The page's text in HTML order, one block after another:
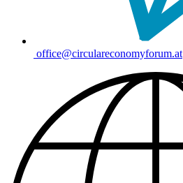
office@circulareconomyforum.at